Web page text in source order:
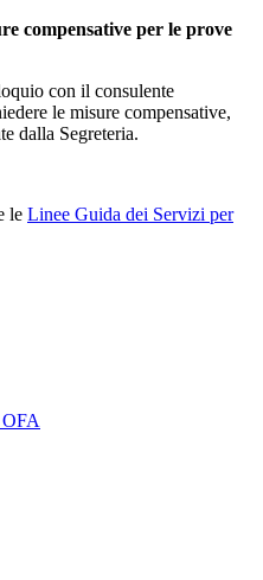
compensative per le prove
con il consulente
le misure compensative,
dalla Segreteria.
le Linee Guida dei Servizi per